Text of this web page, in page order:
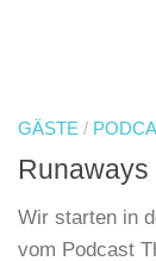
GÄSTE /
Wir starten in
vom Podcast